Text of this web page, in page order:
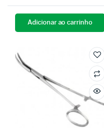
Adicionar ao carrinho